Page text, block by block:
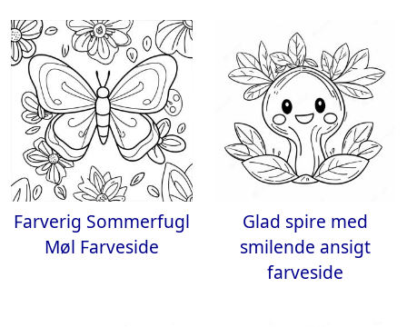
Farverig Sommerfugl
Møl Farveside
Glad spire med
smilende ansigt
farveside